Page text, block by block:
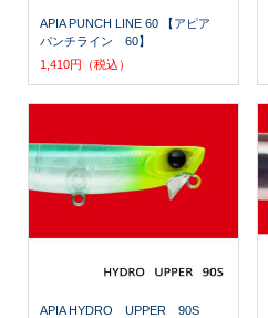
APIA PUNCH LINE 60 【アピア
パンチライン 60】
1,410円（税込）
APIA HYDRO UPPER 90S